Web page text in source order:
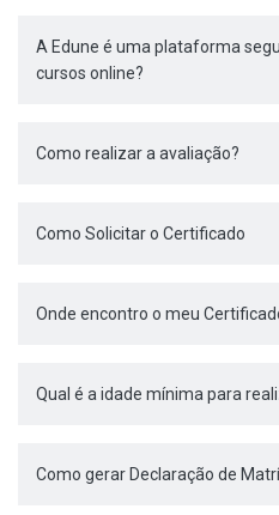
A Edune é uma plataforma
cursos online?
Como realizar a avaliação?
Como Solicitar o Certificado
Onde encontro o meu
Qual é a idade mínima para
Como gerar Declaração de